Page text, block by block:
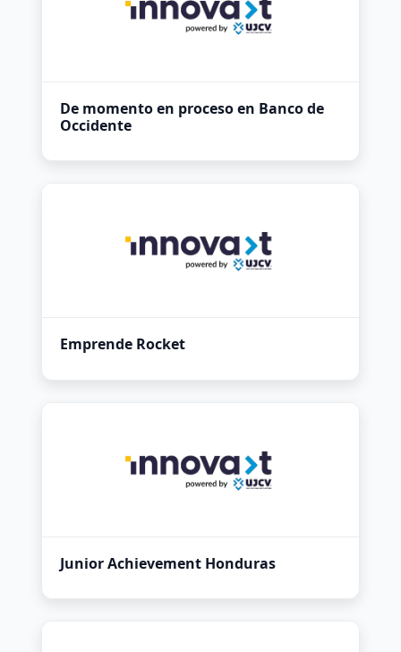
De momento en proceso en Banco de
Occidente
Emprende Rocket
Junior Achievement Honduras